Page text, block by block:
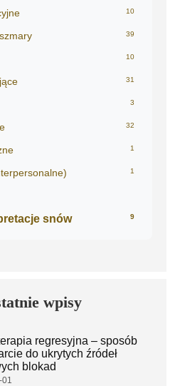
10
39
10
31
3
32
1
1
snów 9
wpisy
regresyjna – sposób
do ukrytych źródeł
blokad
01